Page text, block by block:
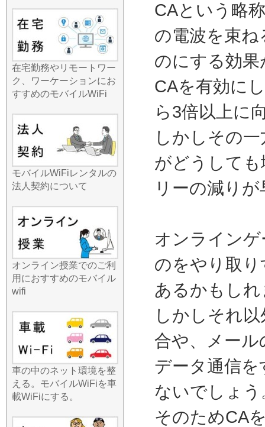
加したり、自由自在なネッ
トライフを楽しみましょ
う。ローカルなエリアでも
しっかり電波をキャッチす
る強力なルーターをお届け
します。
2026.7.29
安定したネット接続と通信
コストの削減を同時に叶え
たいなら、国内Wi-Fiレンタ
ルが最も賢い選択です。特
に複雑なセットアップを嫌
う方にとって、当店のサー
ビスは「届いてすぐ使え
る」シンプルさを極めてい
追求し、最新機種はスマホ
よりも軽くコンパクトなサ
イズを実現しました。バッ
グのポケットに忍ばせてお
くだけで、周囲に自分専用
のWi-Fiスポットが誕生しま
す。最近のニュースでもモ
が語られますが、当店のル
ーターは長時間駆動バッテ
リーを搭載しており、一日
中外出していても安心で
す。出張先でのプレゼン資
料作成や、旅行中の高画質
動画の視聴など、快適なデ
ジタルライフをどこまでも
2026.7.22
在宅勤務やリモートワー
ク、ワーケーションにお
すすめのモバイルWiFi
モバイルWiFiレンタルの
法人契約について
オンライン授業でのご利
用におすすめのモバイル
wifi
車の中のネット環境を整
える。モバイルWiFiを車
載WiFiにする。
CAという略
の電波を束
のにする効
CAを有効に
ら3倍以上に
しかしその
がどうして
リーの減り
オンライン
のをやり取
あるかもし
しかしそれ
合や、メー
データ通信
ないでしょう
そのためCA